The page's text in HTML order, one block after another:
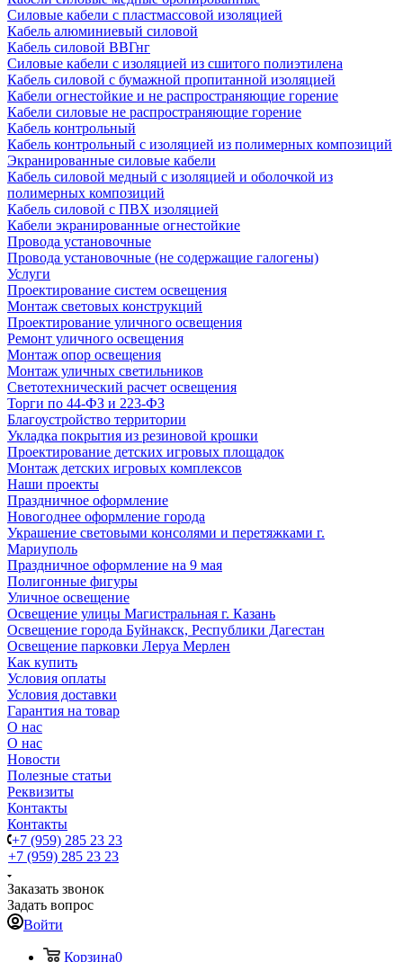
Силовые кабели с пластмассовой изоляцией
Кабель алюминиевый силовой
Кабель силовой ВВГнг
Силовые кабели с изоляцией из сшитого полиэтилена
Кабель силовой с бумажной пропитанной изоляцией
Кабели огнестойкие и не распространяющие горение
Кабели силовые не распространяющие горение
Кабель контрольный
Кабель контрольный с изоляцией из полимерных композиций
Экранированные силовые кабели
Кабель силовой медный с изоляцией и оболочкой из
полимерных композиций
Кабель силовой с ПВХ изоляцией
Кабели экранированные огнестойкие
Провода установочные
Провода установочные (не содержащие галогены)
Услуги
Проектирование систем освещения
Монтаж световых конструкций
Проектирование уличного освещения
Ремонт уличного освещения
Монтаж опор освещения
Монтаж уличных светильников
Светотехнический расчет освещения
Торги по 44-ФЗ и 223-ФЗ
Благоустройство территории
Укладка покрытия из резиновой крошки
Проектирование детских игровых площадок
Монтаж детских игровых комплексов
Наши проекты
Праздничное оформление
Новогоднее оформление города
Украшение световыми консолями и перетяжками г.
Мариуполь
Праздничное оформление на 9 мая
Полигонные фигуры
Уличное освещение
Освещение улицы Магистральная г. Казань
Освещение города Буйнакск, Республики Дагестан
Освещение парковки Леруа Мерлен
Как купить
Условия оплаты
Условия доставки
Гарантия на товар
О нас
О нас
Новости
Полезные статьи
Реквизиты
Контакты
Контакты
+7 (959) 285 23 23
+7 (959) 285 23 23
Заказать звонок
Задать вопрос
Войти
Корзина0